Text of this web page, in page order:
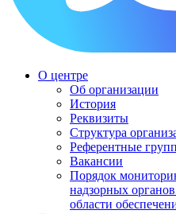
О центре
Об организации
История
Реквизиты
Структура
Референтные
Вакансии
Порядок
надзорных
области